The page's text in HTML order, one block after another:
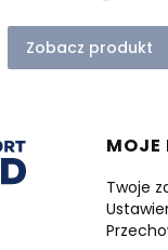
Zobacz produkt
Linki
MOJE
Twoje